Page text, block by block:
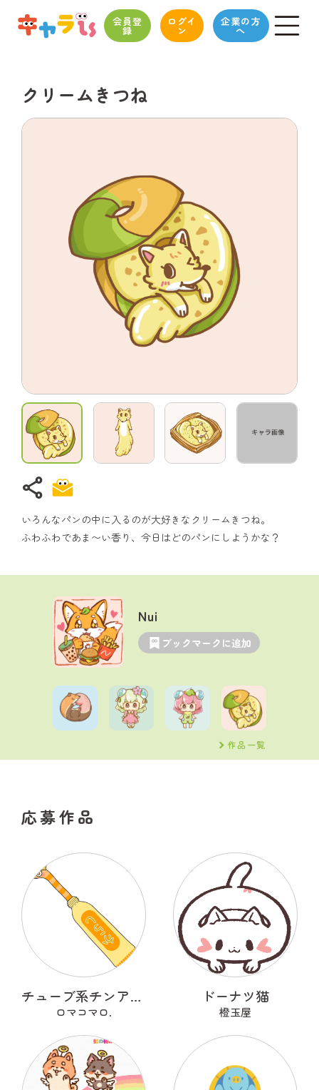
会員登
録
ログイ
ン
企業の方
へ
クリームきつね
share
いろんなパンの中に入るのが大好きなクリームきつね。
ふわふわであま〜い香り、今日はどのパンにしようかな？
Nui
ブックマークに追加
作品一覧
応募作品
チューブ系チンアナゴ
ロマコマロ.
ドーナツ猫
橙玉屋